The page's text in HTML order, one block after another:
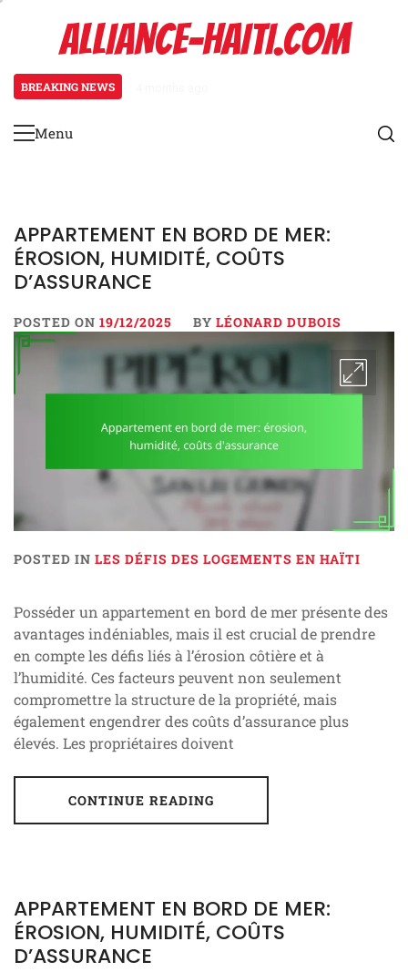
ALLIANCE-HAITI.COM
BREAKING NEWS
Primary
Menu
APPARTEMENT EN BORD DE MER:
ÉROSION, HUMIDITÉ, COÛTS
D’ASSURANCE
POSTED ON 19/12/2025 BY LÉONARD DUBOIS
POSTED IN LES DÉFIS DES LOGEMENTS EN HAÏTI
Posséder un appartement en bord de mer présente des
avantages indéniables, mais il est crucial de prendre
en compte les défis liés à l’érosion côtière et à
l’humidité. Ces facteurs peuvent non seulement
compromettre la structure de la propriété, mais
également engendrer des coûts d’assurance plus
élevés. Les propriétaires doivent
CONTINUE READING
APPARTEMENT EN BORD DE MER:
ÉROSION, HUMIDITÉ, COÛTS
D’ASSURANCE